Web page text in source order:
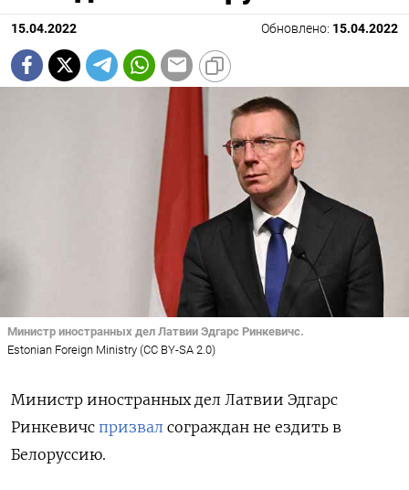
15.04.2022 Обновлено: 15.04.2022
Министр иностранных дел Латвии Эдгарс Ринкевичс.
Estonian Foreign Ministry (CC BY-SA 2.0)
Министр иностранных дел Латвии Эдгарс
Ринкевичс призвал сограждан не ездить в
Белоруссию.